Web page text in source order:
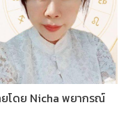
ยโดย Nicha พยากรณ์